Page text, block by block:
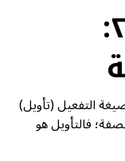
٤٧٥ – مفهوم ٢٣:
التفعيل (تأويل)
فالتأويل هو